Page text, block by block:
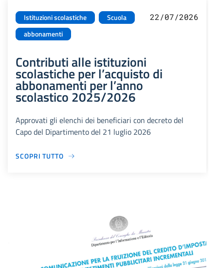
Istituzioni scolastiche
Scuola
abbonamenti
22/07/2026
Contributi alle istituzioni
scolastiche per l’acquisto di
abbonamenti per l’anno
scolastico 2025/2026
Approvati gli elenchi dei beneficiari con decreto del
Capo del Dipartimento del 21 luglio 2026
SCOPRI TUTTO